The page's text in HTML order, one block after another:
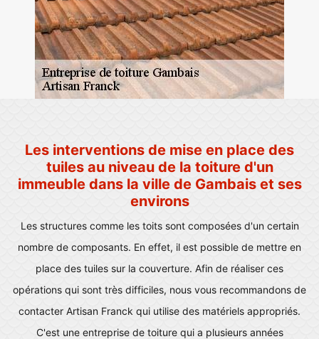
Les interventions de mise en place des
tuiles au niveau de la toiture d'un
immeuble dans la ville de Gambais et ses
environs
Les structures comme les toits sont composées d'un certain
nombre de composants. En effet, il est possible de mettre en
place des tuiles sur la couverture. Afin de réaliser ces
opérations qui sont très difficiles, nous vous recommandons de
contacter Artisan Franck qui utilise des matériels appropriés.
C'est une entreprise de toiture qui a plusieurs années